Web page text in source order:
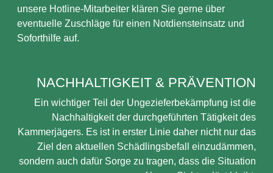
unsere Hotline-Mitarbeiter klären Sie gerne über
eventuelle Zuschläge für einen Notdiensteinsatz und
Soforthilfe auf.
NACHHALTIGKEIT & PRÄVENTION
Ein wichtiger Teil der Ungezieferbekämpfung ist die
Nachhaltigkeit der durchgeführten Tätigkeit des
Kammerjägers. Es ist in erster Linie daher nicht nur das
Ziel den aktuellen Schädlingsbefall einzudämmen,
sondern auch dafür Sorge zu tragen, dass die Situation